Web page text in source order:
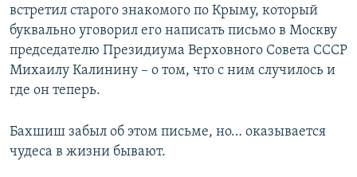
встретил старого знакомого по Крыму, который
буквально уговорил его написать письмо в Москву
председателю Президиума Верховного Совета СССР
Михаилу Калинину – о том, что с ним случилось и
где он теперь.
Бахшиш забыл об этом письме, но… оказывается
чудеса в жизни бывают.